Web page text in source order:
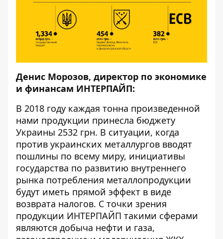
Денис Морозов, директор по экономике
и финансам ИНТЕРПАЙП:
В 2018 году каждая тонна произведенной
нами продукции принесла бюджету
Украины 2532 грн. В ситуации, когда
против украинских металлургов вводят
пошлины по всему миру, инициативы
государства по развитию внутреннего
рынка потребления металлопродукции
будут иметь прямой эффект в виде
возврата налогов. С точки зрения
продукции ИНТЕРПАЙП такими сферами
являются добыча нефти и газа,